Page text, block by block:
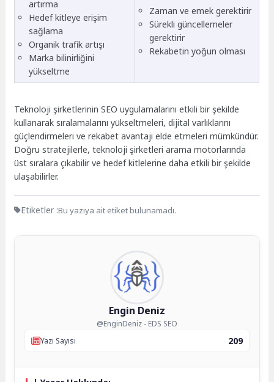
artırma
Hedef kitleye erişim
sağlama
Organik trafik artışı
Marka bilinirliğini
yükseltme
Zaman ve emek gerektirir
Sürekli güncellemeler
gerektirir
Rekabetin yoğun olması
Teknoloji şirketlerinin SEO uygulamalarını etkili bir şekilde
kullanarak sıralamalarını yükseltmeleri, dijital varlıklarını
güçlendirmeleri ve rekabet avantajı elde etmeleri mümkündür.
Doğru stratejilerle, teknoloji şirketleri arama motorlarında
üst sıralara çıkabilir ve hedef kitlelerine daha etkili bir şekilde
ulaşabilirler.
Etiketler :Bu yazıya ait etiket bulunamadı.
Engin Deniz
@EnginDeniz - EDS SEO
Yazı Sayısı
209